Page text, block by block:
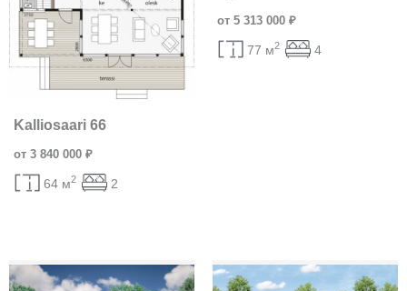
Kalliosaari 66
от 3 840 000 ₽
64 м2 2
от 5 313 000 ₽
77 м2 4